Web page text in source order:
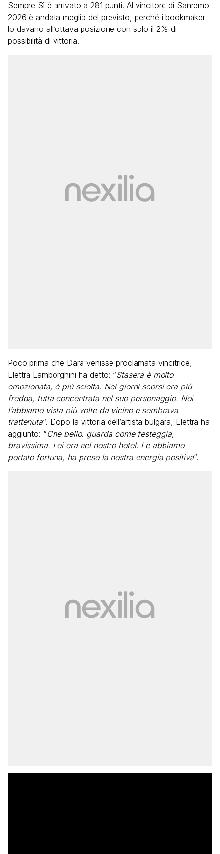
Sempre Sì è arrivato a 281 punti. Al vincitore di Sanremo
2026 è andata meglio del previsto, perché i bookmaker
lo davano all’ottava posizione con solo il 2% di
possibilità di vittoria.
Poco prima che Dara venisse proclamata vincitrice,
Elettra Lamborghini ha detto: “Stasera è molto
emozionata, è più sciolta. Nei giorni scorsi era più
fredda, tutta concentrata nel suo personaggio. Noi
l’abbiamo vista più volte da vicino e sembrava
trattenuta“. Dopo la vittoria dell’artista bulgara, Elettra ha
aggiunto: “Che bello, guarda come festeggia,
bravissima. Lei era nel nostro hotel. Le abbiamo
portato fortuna, ha preso la nostra energia positiva“.